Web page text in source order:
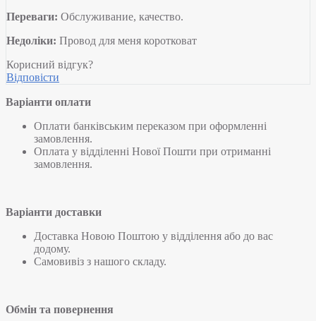
Переваги: Обслуживание, качество.
Недоліки: Провод для меня коротковат
Корисний відгук?
Відповісти
Варіанти оплати
Оплати банківським переказом при оформленні
замовлення.
Оплата у відділенні Нової Пошти при отриманні
замовлення.
Варіанти доставки
Доставка Новою Поштою у відділення або до вас
додому.
Самовивіз з нашого складу.
Обмін та повернення